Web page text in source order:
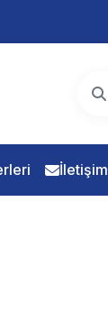
İletişim